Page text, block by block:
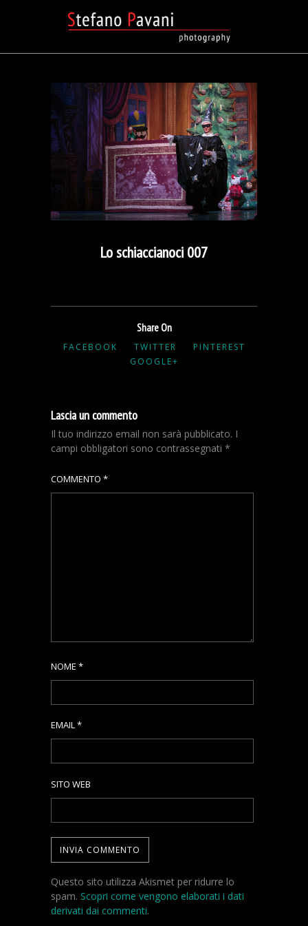
Lo schiaccianoci 007
Share On
FACEBOOK TWITTER
PINTEREST
GOOGLE+
Lascia un commento
Il tuo indirizzo email non sarà pubblicato. I
campi obbligatori sono contrassegnati *
COMMENTO *
NOME *
EMAIL*
SITO WEB
Questo sito utilizza Akismet per ridurre lo
spam. Scopri come vengono elaborati i dati
derivati dai commenti.